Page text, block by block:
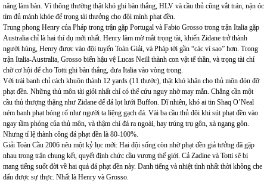
năng làm bàn. Vì thông thường thật khó ghi bàn thắng, HLV và cầu thủ cũng vắt trán, nặn óc
tìm đủ mánh khóe để trọng tài thưởng cho đội mình phạt đền.
Trung phong Henry của Pháp trong trận gặp Portugal và Fabio Grosso trong trận Italia gặp
Australia chỉ là hai thí dụ mới nhất. Henry làm mờ mắt trọng tài, khiến Zidane trở thành
người hùng, Henry được vào đội tuyển Toàn Giải, và Pháp tới gần “các vì sao” hơn. Trong
trận Italia-Australia, Grosso biến hậu vệ Lucas Neill thành con vật tế thần, và trọng tài chỉ
chờ cơ hội để cho Totti ghi bàn thắng, đưa Italia vào vòng trong.
Với trái banh chỉ cách khuôn thành 12 yards (11 thước), thật khó khăn cho thủ môn đón đỡ
phạt đền. Những thủ môn tài giỏi nhất chỉ có thể cứu nguy nhờ may mắn. Chẳng cần một
cầu thủ thượng thặng như Zidane để đá lọt lưới Buffon. Dĩ nhiên, khó ai tin Shaq O’Neal
ném banh phạt bóng rổ như người ta liệng gạch đá. Vài ba cầu thủ đôi khi sút phạt đền vào
ngay tầm phóng của thủ môn, và thậm chí đá ra ngoài, hay trúng trụ gôn, xà ngang gôn.
Nhưng tỉ lệ thành công đá phạt đền là 80-100%.
Giải Toàn Cầu 2006 nêu một kỷ lục mới: Hai đội sống còn nhờ phạt đền giả tưởng đã gặp
nhau trong trận chung kết, quyết định chức cầu vương thế giới. Cả Zadine và Totti sẽ bị
mang tiếng suốt đời về hai quả đá phạt đền này. Danh tiếng và nhiệt tình nhất thời không che
dấu được sự thực. Nhất là Henry và Grosso.